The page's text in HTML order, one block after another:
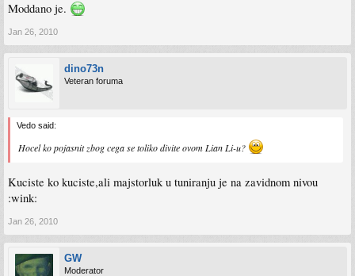
Moddano je.
Jan 26, 2010
dino73n
Veteran foruma
Vedo said:
Hocel ko pojasnit zbog cega se toliko divite ovom Lian Li-u?
Kuciste ko kuciste,ali majstorluk u tuniranju je na zavidnom nivou
:wink:
Jan 26, 2010
GW
Moderator